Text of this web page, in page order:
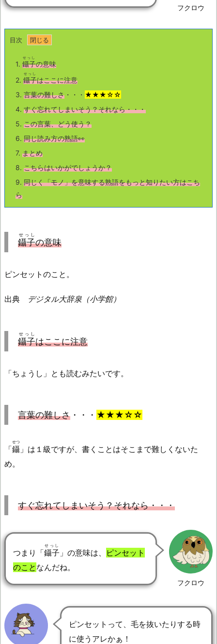
フクロウ
目次
1. 鑷子
せっし
の意味
2. 鑷子
せっし
はここに注意
3. 言葉の難しさ ・・・ ★★★☆☆
4. すぐ忘れてしまいそう？それなら・・・
5. この言葉、どう使う？
6. 同じ読み方の熟語👀
7. まとめ
8. こちらはいかがでしょうか？
9. 同じく「モノ」を意味する熟語をもっと知りたい方はこち
ら
鑷子
せっし
の意味
ピンセットのこと。
出典 デジタル大辞泉（小学館）
鑷子
せっし
はここに注意
「ちょうし」とも読むみたいです。
言葉の難しさ ・・・ ★★★☆☆
「鑷
せつ
」は１級ですが、書くことはそこまで難しくないた
め。
すぐ忘れてしまいそう？それなら・・・
フクロウ
つまり「鑷子
せっし
」の意味は、
ピンセット
のこと なんだね。
ピンセットって、毛を抜いたりする時
に使うアレかぁ！